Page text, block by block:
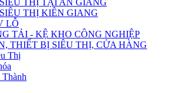
THỊ TẠI AN GIANG
THỊ KIÊN GIANG
LỖ
TẢI - KỆ KHO CÔNG NGHIỆP
THIẾT BỊ SIÊU THỊ, CỬA HÀNG
Thị